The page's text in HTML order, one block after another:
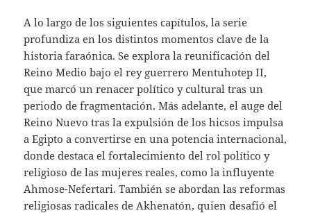
A lo largo de los siguientes capítulos, la serie
profundiza en los distintos momentos clave de la
historia faraónica. Se explora la reunificación del
Reino Medio bajo el rey guerrero Mentuhotep II,
que marcó un renacer político y cultural tras un
periodo de fragmentación. Más adelante, el auge del
Reino Nuevo tras la expulsión de los hicsos impulsa
a Egipto a convertirse en una potencia internacional,
donde destaca el fortalecimiento del rol político y
religioso de las mujeres reales, como la influyente
Ahmose-Nefertari. También se abordan las reformas
religiosas radicales de Akhenatón, quien desafió el